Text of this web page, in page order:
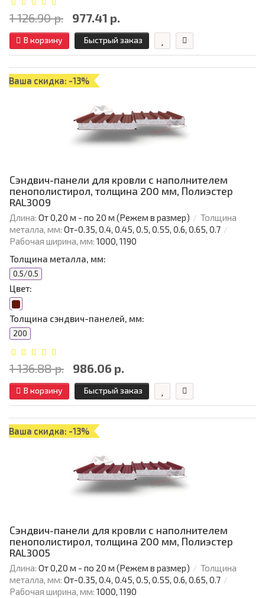
1 126.90 р. 977.41 р.
В корзину Быстрый заказ
Ваша скидка: -13%
Сэндвич-панели для кровли с наполнителем
пенополистирол, толщина 200 мм, Полиэстер
RAL3009
Длина: От 0,20 м - по 20 м (Режем в размер)
Толщина
металла, мм: От-0.35, 0.4, 0.45, 0.5, 0.55, 0.6, 0.65, 0.7
Рабочая ширина, мм: 1000, 1190
Толщина металла, мм:
0.5/0.5
Цвет:
Толщина сэндвич-панелей, мм:
200
1 136.88 р. 986.06 р.
В корзину Быстрый заказ
Ваша скидка: -13%
Сэндвич-панели для кровли с наполнителем
пенополистирол, толщина 200 мм, Полиэстер
RAL3005
Длина: От 0,20 м - по 20 м (Режем в размер)
Толщина
металла, мм: От-0.35, 0.4, 0.45, 0.5, 0.55, 0.6, 0.65, 0.7
Рабочая ширина, мм: 1000, 1190